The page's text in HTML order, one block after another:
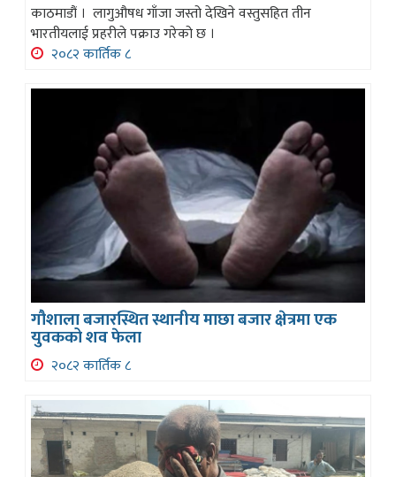
काठमाडौं । लागुऔषध गाँजा जस्तो देखिने वस्तुसहित तीन
भारतीयलाई प्रहरीले पक्राउ गरेको छ ।
२०८२ कार्तिक ८
गौशाला बजारस्थित स्थानीय माछा बजार क्षेत्रमा एक
युवकको शव फेला
२०८२ कार्तिक ८